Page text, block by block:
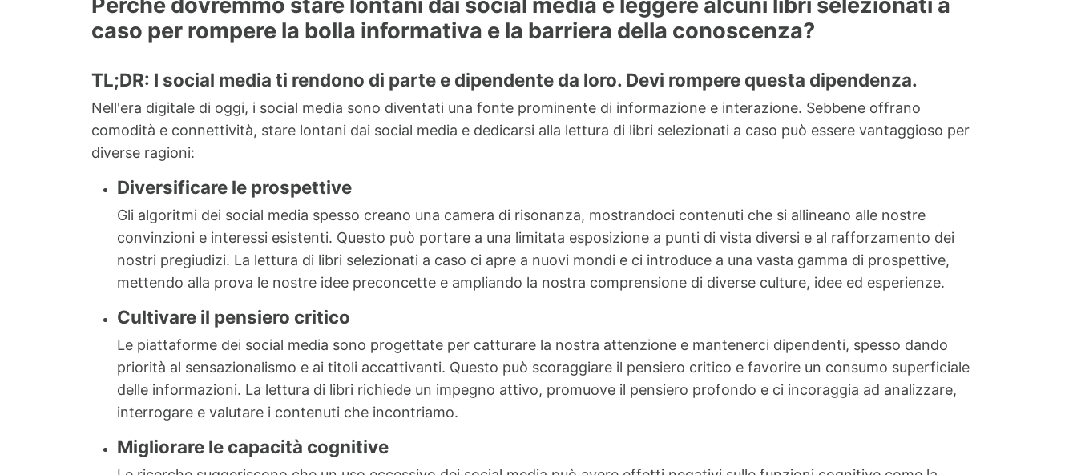
caso per rompere la bolla informativa e la barriera della conoscenza?
TL;DR: I social media ti rendono di parte e dipendente da loro. Devi rompere questa dipendenza.
Nell'era digitale di oggi, i social media sono diventati una fonte prominente di informazione e interazione. Sebbene offrano
comodità e connettività, stare lontani dai social media e dedicarsi alla lettura di libri selezionati a caso può essere vantaggioso per
diverse ragioni:
Diversificare le prospettive
Gli algoritmi dei social media spesso creano una camera di risonanza, mostrandoci contenuti che si allineano alle nostre
convinzioni e interessi esistenti. Questo può portare a una limitata esposizione a punti di vista diversi e al rafforzamento dei
nostri pregiudizi. La lettura di libri selezionati a caso ci apre a nuovi mondi e ci introduce a una vasta gamma di prospettive,
mettendo alla prova le nostre idee preconcette e ampliando la nostra comprensione di diverse culture, idee ed esperienze.
Cultivare il pensiero critico
Le piattaforme dei social media sono progettate per catturare la nostra attenzione e mantenerci dipendenti, spesso dando
priorità al sensazionalismo e ai titoli accattivanti. Questo può scoraggiare il pensiero critico e favorire un consumo superficiale
delle informazioni. La lettura di libri richiede un impegno attivo, promuove il pensiero profondo e ci incoraggia ad analizzare,
interrogare e valutare i contenuti che incontriamo.
Migliorare le capacità cognitive